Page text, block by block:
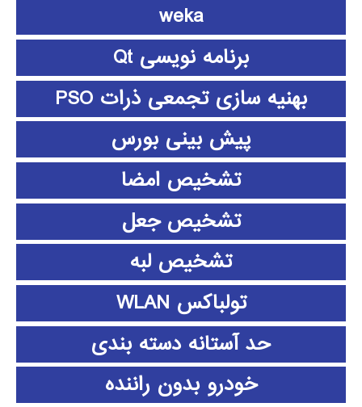
weka
برنامه نویسی Qt
بهنیه سازی تجمعی ذرات PSO
پیش بینی بورس
تشخیص امضا
تشخیص جعل
تشخیص لبه
تولباکس WLAN
حد آستانه دسته بندی
خودرو بدون راننده